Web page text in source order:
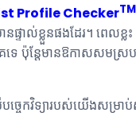
Profile CheckerTM
ទាល់ខ្លួនផងដែរ។ ពេលខ្លះ
ន្តែមានឱកាសសមស្រ
ចេកវិទ្យារបស់យើងសម្រ